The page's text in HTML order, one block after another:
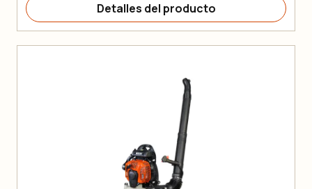
Detalles del producto